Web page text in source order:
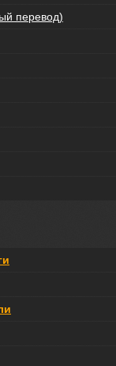
перевод)